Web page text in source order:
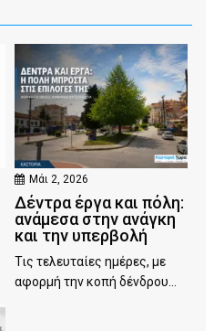
Μάι 2, 2026
Δέντρα έργα και πόλη:
ανάμεσα στην ανάγκη
και την υπερβολή
Τις τελευταίες ημέρες, με
αφορμή την κοπή δένδρου...